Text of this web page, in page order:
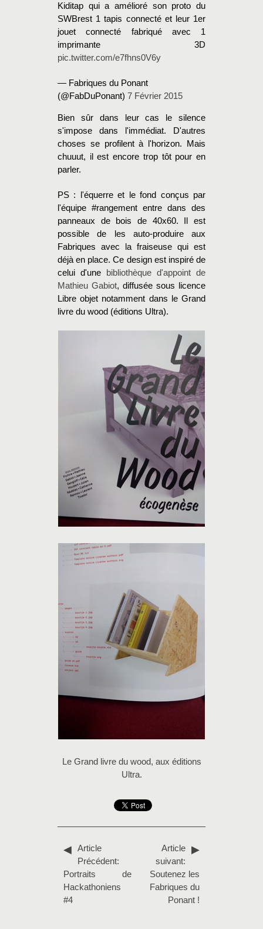
Kiditap qui a amélioré son proto du
SWBrest 1 tapis connecté et leur 1er
jouet connecté fabriqué avec 1
imprimante 3D
pic.twitter.com/e7fhns0V6y
— Fabriques du Ponant
(@FabDuPonant) 7 Février 2015
Bien sûr dans leur cas le silence
s'impose dans l'immédiat. D'autres
choses se profilent à l'horizon. Mais
chuuut, il est encore trop tôt pour en
parler.
PS : l'équerre et le fond conçus par
l'équipe #rangement entre dans des
panneaux de bois de 40x60. Il est
possible de les auto-produire aux
Fabriques avec la fraiseuse qui est
déjà en place. Ce design est inspiré de
celui d'une
bibliothèque d'appoint de
Mathieu Gabiot, diffusée sous licence
Libre objet notamment dans le Grand
livre du wood (éditions Ultra).
Le Grand livre du wood, aux éditions
Ultra.
Article
Précédent:
Portraits de
Hackathoniens
#4
Article
suivant:
Soutenez les
Fabriques du
Ponant !